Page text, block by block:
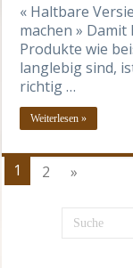
« Haltbare
machen »
Produkte wie
langlebig sind,
richtig …
Weiterlesen »
1 2 »